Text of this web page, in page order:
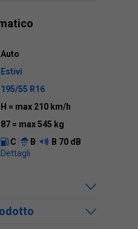
Auto
Estivi
195/55 R16
H = max 210 km/h
87 = max 545 kg
C B B 70 dB
Dettagli